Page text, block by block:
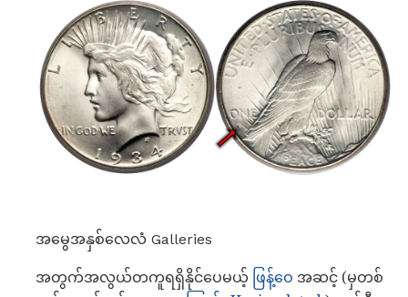
အမွေအနှစ်လေလံ Galleries
အတွက်အလွယ်တကူရရှိနိုင်ပေမယ့် ဖြန့်ဝေ အဆင့် (မှတစ်